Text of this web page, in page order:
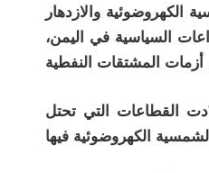
والازدهار
السياسية في اليمن،
القطاعات التي تحتل